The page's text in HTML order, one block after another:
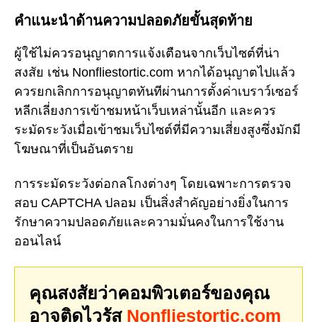
คำแนะนำด้านความปลอดภัยขั้นสุดท้าย
ผู้ใช้ไม่ควรอนุญาตการแจ้งเตือนจากเว็บไซต์ที่น่า
สงสัย เช่น Nonfliestortic.com หากได้อนุญาตไปแล้ว
ควรยกเลิกการอนุญาตทันทีผ่านการตั้งค่าเบราว์เซอร์
หลีกเลี่ยงการเข้าชมหน้าเว็บเหล่านั้นอีก และควร
ระมัดระวังเมื่อเข้าชมเว็บไซต์ที่มีความเสี่ยงสูงซึ่งมักมี
โฆษณาที่เป็นอันตราย
การระมัดระวังต่อกลโกงต่างๆ โดยเฉพาะการตรวจ
สอบ CAPTCHA ปลอม เป็นสิ่งสำคัญอย่างยิ่งในการ
รักษาความปลอดภัยและความมั่นคงในการใช้งาน
ออนไลน์
คุณสงสัยว่าคอมพิวเตอร์ของคุณ
อาจติดไวรัส Nonfliestortic.com